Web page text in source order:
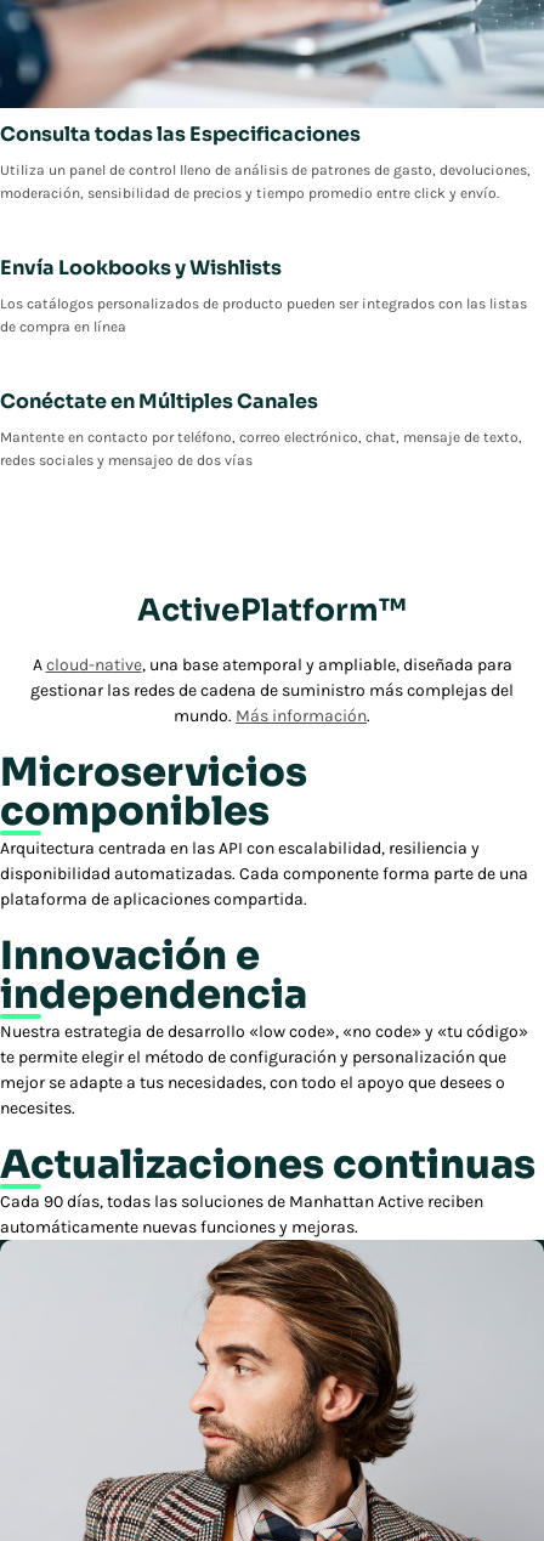
Consulta todas las Especificaciones
Utiliza un panel de control lleno de análisis de patrones de gasto, devoluciones,
moderación, sensibilidad de precios y tiempo promedio entre click y envío.
Envía Lookbooks y Wishlists
Los catálogos personalizados de producto pueden ser integrados con las listas
de compra en línea
Conéctate en Múltiples Canales
Mantente en contacto por teléfono, correo electrónico, chat, mensaje de texto,
redes sociales y mensajeo de dos vías
ActivePlatform™
Acloud-native, una base atemporal y ampliable, diseñada para
gestionar las redes de cadena de suministro más complejas del
mundo. Más información.
Microservicios
componibles
Arquitectura centrada en las API con escalabilidad, resiliencia y
disponibilidad automatizadas. Cada componente forma parte de una
plataforma de aplicaciones compartida.
Innovación e
independencia
Nuestra estrategia de desarrollo «low code», «no code» y «tu código»
te permite elegir el método de configuración y personalización que
mejor se adapte a tus necesidades, con todo el apoyo que desees o
necesites.
Actualizaciones continuas
Cada 90 días, todas las soluciones de Manhattan Active reciben
automáticamente nuevas funciones y mejoras.